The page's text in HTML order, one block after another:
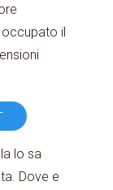
il
lo sa
Dove e